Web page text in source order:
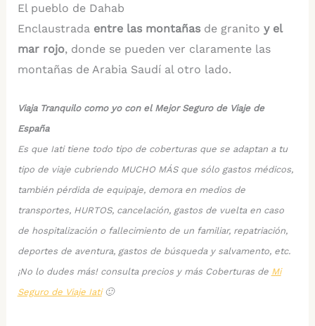
El pueblo de Dahab
Enclaustrada entre las montañasde granito y el
mar rojo, donde se pueden ver claramente las
montañas de Arabia Saudí al otro lado.
Viaja Tranquilo como yo con el Mejor Seguro de Viaje de
España
Es que Iati tiene todo tipo de coberturas que se adaptan a tu
tipo de viaje cubriendo MUCHO MÁS que sólo gastos médicos,
también pérdida de equipaje, demora en medios de
transportes, HURTOS, cancelación, gastos de vuelta en caso
de hospitalización o fallecimiento de un familiar, repatriación,
deportes de aventura, gastos de búsqueda y salvamento, etc.
¡No lo dudes más! consulta precios y más Coberturas de Mi
Seguro de Viaje Iati🙂